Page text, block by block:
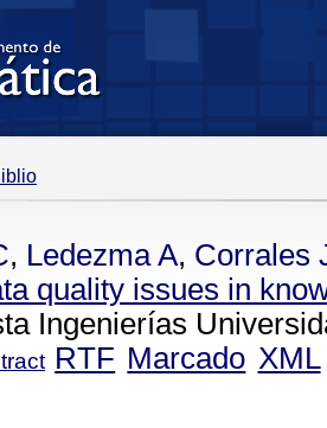
, Ledezma A, Corrales
quality issues in
Ingenierías
RTF Marcado XML